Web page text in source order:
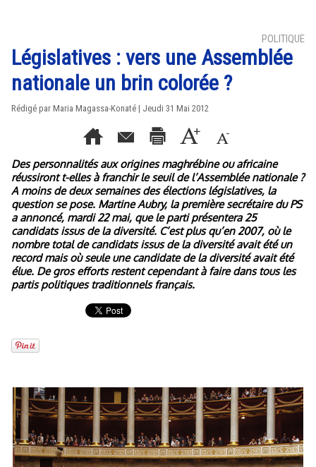
POLITIQUE
Législatives : vers une Assemblée
nationale un brin colorée ?
Rédigé par Maria Magassa-Konaté | Jeudi 31 Mai 2012
Des personnalités aux origines maghrébine ou africaine
réussiront t-elles à franchir le seuil de l’Assemblée nationale ?
A moins de deux semaines des élections législatives, la
question se pose. Martine Aubry, la première secrétaire du PS
a annoncé, mardi 22 mai, que le parti présentera 25
candidats issus de la diversité. C’est plus qu’en 2007, où le
nombre total de candidats issus de la diversité avait été un
record mais où seule une candidate de la diversité avait été
élue. De gros efforts restent cependant à faire dans tous les
partis politiques traditionnels français.